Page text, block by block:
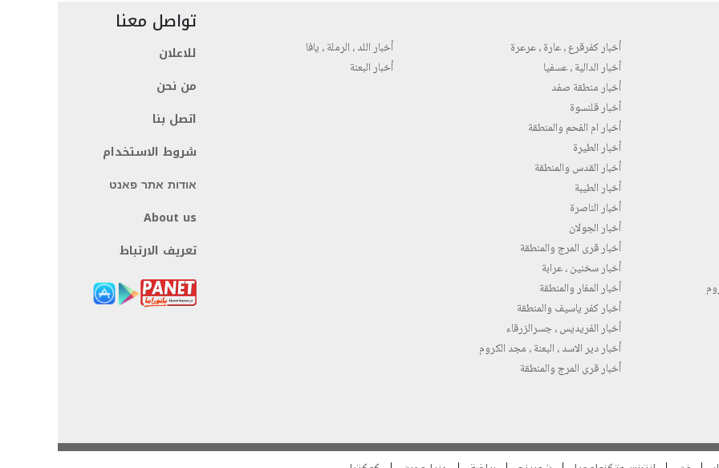
أخبار كفرقرع ، عارة ، عرعرة
أخبار الدالية ، عسفيا
أخبار منطقة صفد
أخبار قلنسوة
أخبار ام الفحم والمنطقة
أخبار الطيرة
أخبار القدس والمنطقة
أخبار الطيبة
أخبار الناصرة
أخبار الجولان
أخبار قرى المرج والمنطقة
أخبار سخنين ، عرابة
أخبار المغار والمنطقة
أخبار كفر ياسيف والمنطقة
أخبار الفريديس ، جسرالزرقاء
أخبار دير الاسد ، البعنة ، مجد الكروم
أخبار قرى المرج والمنطقة
أخبار اللد ، الرملة ، يافا
أخبار البعنة
تواصل معنا
للاعلان
من نحن
اتصل بنا
شروط الاستخدام
אודות אתר פאנט
About us
تعريف الارتباط